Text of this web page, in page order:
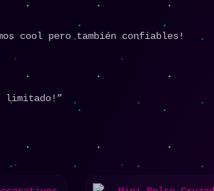
cool pero también confiables!
limitado!”